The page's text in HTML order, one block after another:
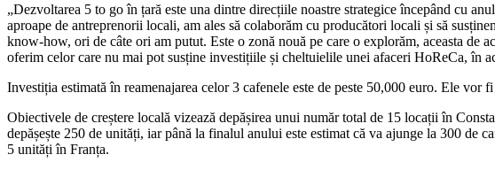
„Dezvoltarea 5 to go în țară este una dintre direcțiile noastre strategice începând cu
aproape de antreprenorii locali, am ales să colaborăm cu producători locali și să
know-how, ori de câte ori am putut. Este o zonă nouă pe care o explorăm, aceasta de
oferim celor care nu mai pot susține investițiile și cheltuielile unei afaceri HoReCa, în
Investiția estimată în reamenajarea celor 3 cafenele este de peste 50,000 euro. Ele
Obiectivele de creștere locală vizează depășirea unui număr total de 15 locații în
depășește 250 de unități, iar până la finalul anului este estimat că va ajunge la 300
5 unități în Franța.